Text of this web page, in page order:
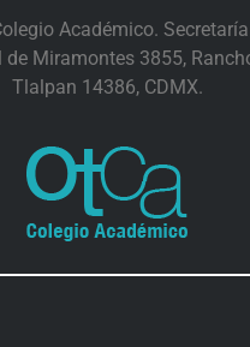
Académico.
Miramontes 3855,
Tlalpan 14386, CDMX.